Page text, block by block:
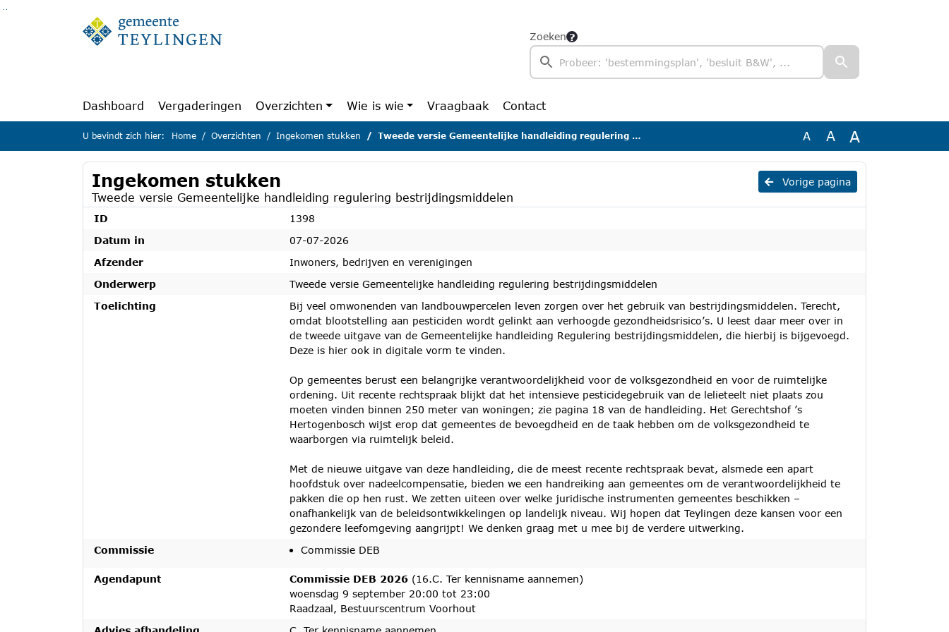
Ga naar de inhoud van deze pagina
Ga naar het zoeken
Ga naar het menu
Zoeken
Dashboard Vergaderingen Overzichten Wie is wie Vraagbaak Contact
U bevindt zich hier: Home Overzichten Ingekomen stukken Tweede versie Gemeentelijke handleiding regulering bestrijdingsmiddelen A A A
Vorige pagina
Ingekomen stukken
Tweede versie Gemeentelijke handleiding regulering bestrijdingsmiddelen
ID
1398
Datum in
07-07-2026
Afzender
Inwoners, bedrijven en verenigingen
Onderwerp
Tweede versie Gemeentelijke handleiding regulering bestrijdingsmiddelen
Toelichting
Bij veel omwonenden van landbouwpercelen leven zorgen over het gebruik van bestrijdingsmiddelen. Terecht,
omdat blootstelling aan pesticiden wordt gelinkt aan verhoogde gezondheidsrisico’s. U leest daar meer over in
de tweede uitgave van de Gemeentelijke handleiding Regulering bestrijdingsmiddelen, die hierbij is bijgevoegd.
Deze is hier ook in digitale vorm te vinden.
Op gemeentes berust een belangrijke verantwoordelijkheid voor de volksgezondheid en voor de ruimtelijke
ordening. Uit recente rechtspraak blijkt dat het intensieve pesticidegebruik van de lelieteelt niet plaats zou
moeten vinden binnen 250 meter van woningen; zie pagina 18 van de handleiding. Het Gerechtshof ’s
Hertogenbosch wijst erop dat gemeentes de bevoegdheid en de taak hebben om de volksgezondheid te
waarborgen via ruimtelijk beleid.
Met de nieuwe uitgave van deze handleiding, die de meest recente rechtspraak bevat, alsmede een apart
hoofdstuk over nadeelcompensatie, bieden we een handreiking aan gemeentes om de verantwoordelijkheid te
pakken die op hen rust. We zetten uiteen over welke juridische instrumenten gemeentes beschikken –
onafhankelijk van de beleidsontwikkelingen op landelijk niveau. Wij hopen dat Teylingen deze kansen voor een
gezondere leefomgeving aangrijpt! We denken graag met u mee bij de verdere uitwerking.
Commissie
Commissie DEB
Agendapunt Commissie DEB 2026 (16.C. Ter kennisname aannemen)
woensdag 9 september 20:00 tot 23:00
Raadzaal, Bestuurscentrum Voorhout